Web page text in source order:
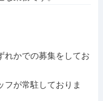
れかでの募集をしてお
フが常駐しておりま